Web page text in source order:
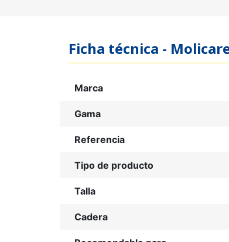
Ficha técnica -
Marca
Gama
Referencia
Tipo de producto
Talla
Cadera